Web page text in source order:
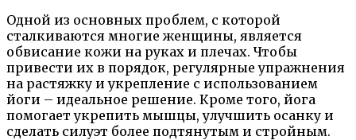
Одной из основных проблем, с которой
сталкиваются многие женщины, является
обвисание кожи на руках и плечах. Чтобы
привести их в порядок, регулярные упражнения
на растяжку и укрепление с использованием
йоги – идеальное решение. Кроме того, йога
помогает укрепить мышцы, улучшить осанку и
сделать силуэт более подтянутым и стройным.